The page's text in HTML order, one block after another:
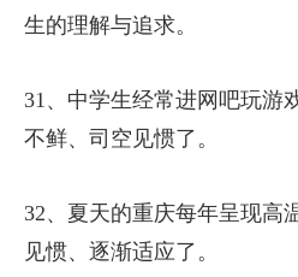
生的理解与追求。
31、中学生经常进网吧玩游
不鲜、司空见惯了。
32、夏天的重庆每年呈现高
见惯、逐渐适应了。